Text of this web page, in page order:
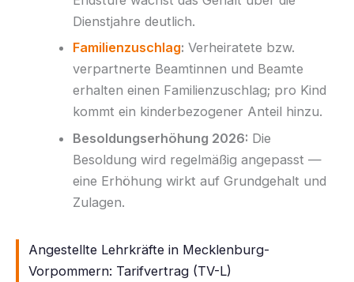
Dienstjahre deutlich.
Familienzuschlag: Verheiratete bzw.
verpartnerte Beamtinnen und Beamte
erhalten einen Familienzuschlag; pro Kind
kommt ein kinderbezogener Anteil hinzu.
Besoldungserhöhung 2026: Die
Besoldung wird regelmäßig angepasst —
eine Erhöhung wirkt auf Grundgehalt und
Zulagen.
Angestellte Lehrkräfte in Mecklenburg-
Vorpommern: Tarifvertrag (TV-L)